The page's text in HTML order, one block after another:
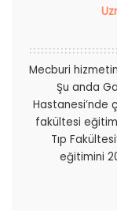
Mecburi
Şu anda
Hastanesi’nde
fakültesi
Tıp
eğitimini